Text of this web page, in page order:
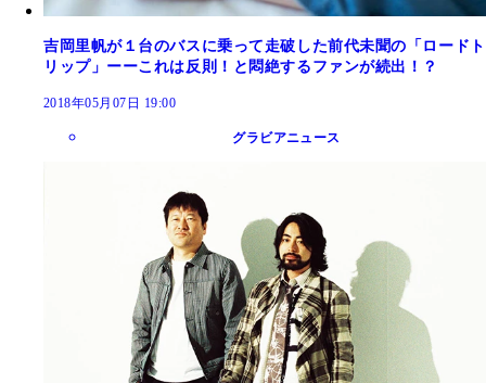
吉岡里帆が１台のバスに乗って走破した前代未聞の「ロードト
リップ」ーーこれは反則！と悶絶するファンが続出！？
2018年05月07日 19:00
グラビアニュース